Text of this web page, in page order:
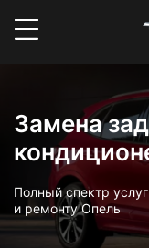
Замена
Полный спектр
и ремонту Опель